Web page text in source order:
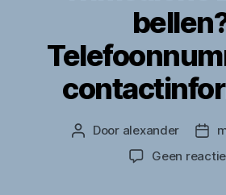
Berichtauteur
Door alexander
Geen